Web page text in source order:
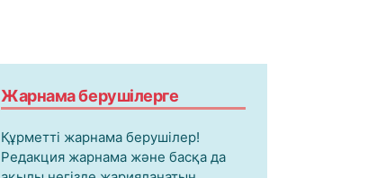
Жарнама берушілерге
Құрметті жарнама берушілер!
Редакция жарнама және басқа да